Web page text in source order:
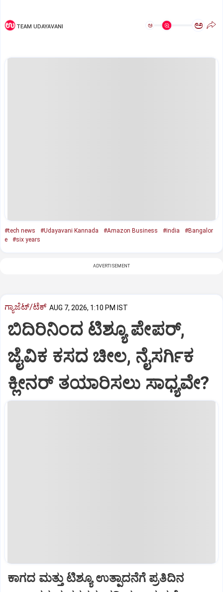
TEAM UDAYAVANI ಅ ಅ
#tech news #Udayavani Kannada #Amazon Business #india
#Bangalor
e
#six years
ADVERTISEMENT
ಗ್ಯಾಜೆಟ್/ಟೆಕ್ AUG 7, 2026, 1:10 PM IST
ಬಿದಿರಿನಿಂದ ಟಿಶ್ಯೂ ಪೇಪರ್‌,
ಜೈವಿಕ ಕಸದ ಚೀಲ, ನೈಸರ್ಗಿಕ
ಕ್ಲೀನರ್‌ ತಯಾರಿಸಲು ಸಾಧ್ಯವೇ?
ಕಾಗದ ಮತ್ತು ಟಿಶ್ಯೂ ಉತ್ಪಾದನೆಗೆ ಪ್ರತಿದಿನ